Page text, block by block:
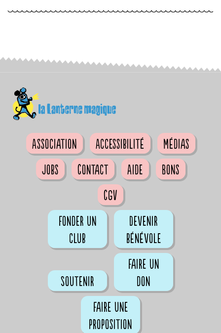
Association Accessibilité
Médias
Jobs
Contact Aide
Bons
CGV
Fonder un
club
Devenir
bénévole
Soutenir
Faire un
don
Faire une
proposition